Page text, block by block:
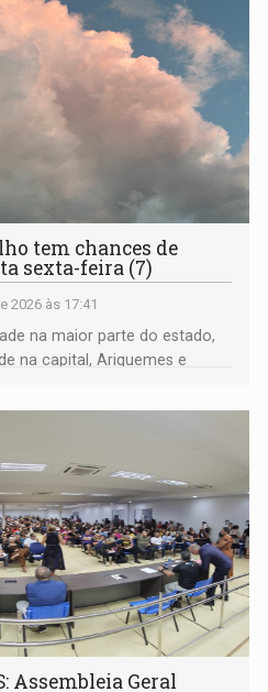
tem chances de
sexta-feira (7)
2026 às 17:41
na maior parte do estado,
na capital, Ariquemes e
Assembleia Geral